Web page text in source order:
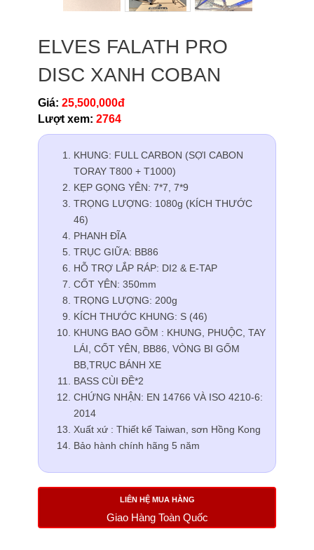
ELVES FALATH PRO
DISC XANH COBAN
Giá: 25,500,000đ
Lượt xem: 2764
KHUNG: FULL CARBON (SỢI CABON
TORAY T800 + T1000)
KẸP GỌNG YÊN: 7*7, 7*9
TRỌNG LƯỢNG: 1080g (KÍCH THƯỚC
46)
PHANH ĐĨA
TRỤC GIỮA: BB86
HỖ TRỢ LẮP RÁP: DI2 & E-TAP
CỐT YÊN: 350mm
TRỌNG LƯỢNG: 200g
KÍCH THƯỚC KHUNG: S (46)
KHUNG BAO GỒM : KHUNG, PHUỘC, TAY
LÁI, CỐT YÊN, BB86, VÒNG BI GỐM
BB,TRỤC BÁNH XE
BASS CÙI ĐỀ*2
CHỨNG NHẬN: EN 14766 VÀ ISO 4210-6:
2014
Xuất xứ : Thiết kế Taiwan, sơn Hồng Kong
Bảo hành chính hãng 5 năm
LIÊN HỆ MUA HÀNG
Giao Hàng Toàn Quốc